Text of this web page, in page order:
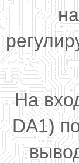
На
DA1)